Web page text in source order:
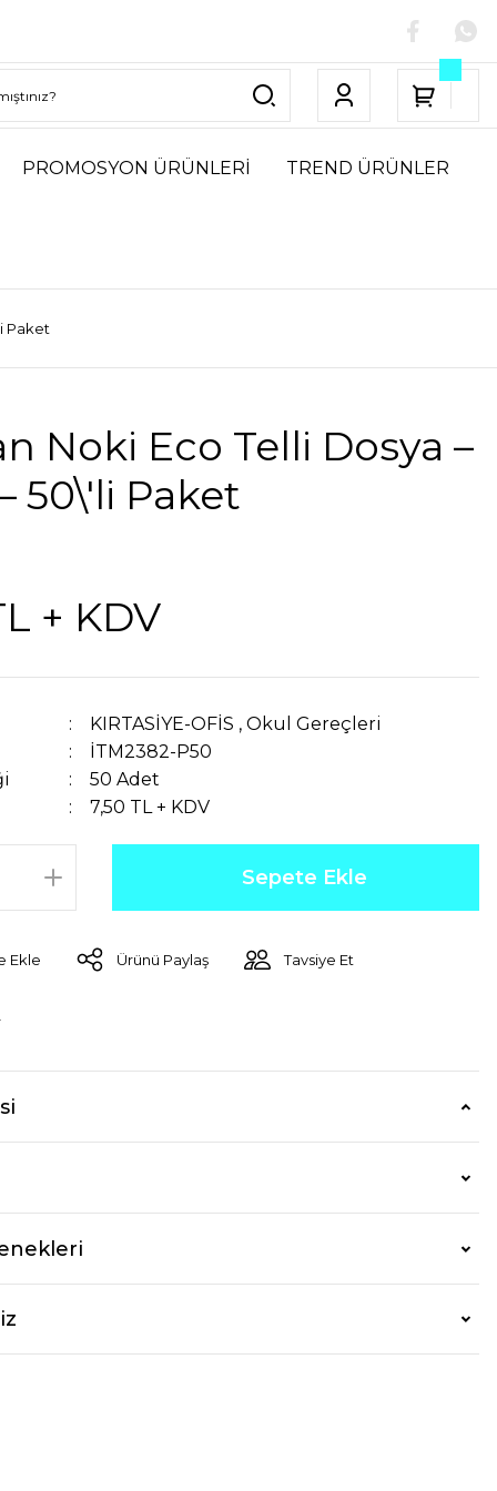
PROMOSYON ÜRÜNLERİ TREND ÜRÜNLER
Paket
Noki Eco Telli Dosya –
50\'li Paket
+ KDV
KIRTASİYE-OFİS ,Okul Gereçleri
İTM2382-P50
50 Adet
7,50 TL + KDV
Sepete Ekle
Ürünü Paylaş Tavsiye Et